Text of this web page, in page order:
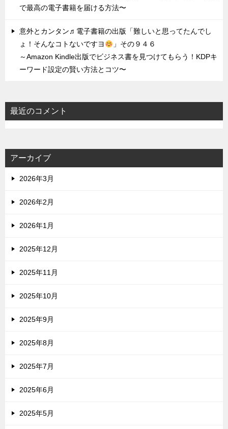
で最高の電子書籍を届ける方法〜
意外とカンタン♬電子書籍の出版「難しいと思ってたんでし
ょ！そんなコトないですヨ
」その９４６
～Amazon Kindle出版でビジネス書を見つけてもらう！KDPキ
ーワード設定の賢い方法とコツ〜
最近のコメント
アーカイブ
2026年3月
2026年2月
2026年1月
2025年12月
2025年11月
2025年10月
2025年9月
2025年8月
2025年7月
2025年6月
2025年5月